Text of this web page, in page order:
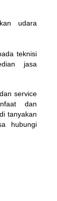
udara
teknisi
jasa
service
dan
tanyakan
hubungi